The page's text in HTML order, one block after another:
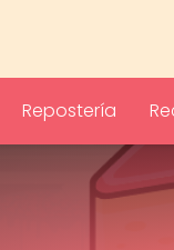
Repostería